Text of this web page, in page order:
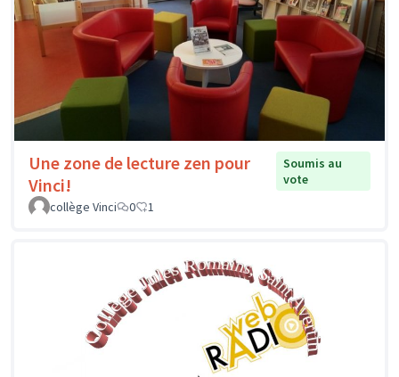
Une zone de lecture zen pour
Vinci!
Soumis au
vote
collège Vinci
0 1